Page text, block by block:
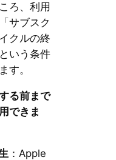
ろ、利用
サブスク
クルの終
いう条件
す。
る前まで
できま
：Apple